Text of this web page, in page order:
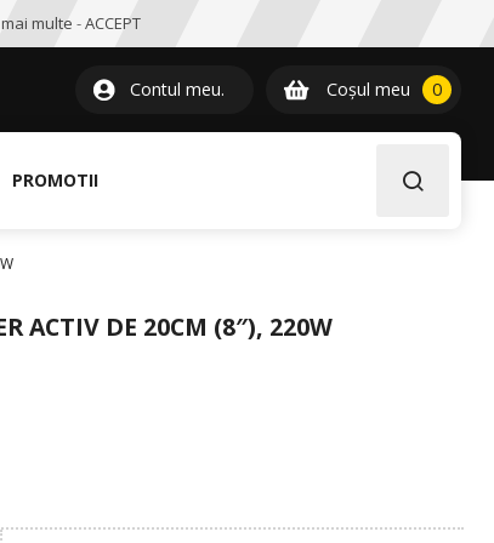
multe -ACCEPT
Contul meu. Coșul meu 00item
PROMOTII
ACTIV DE 20CM (8″), 220W